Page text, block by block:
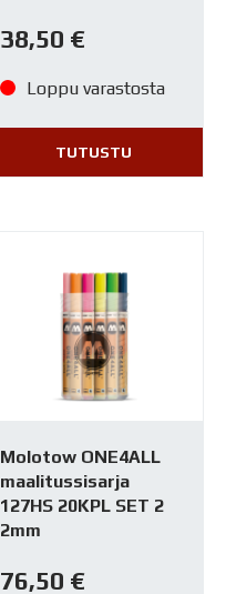
38,50 €
Loppu varastosta
TUTUSTU
Molotow ONE4ALL
maalitussisarja
127HS 20KPL SET 2
2mm
76,50 €